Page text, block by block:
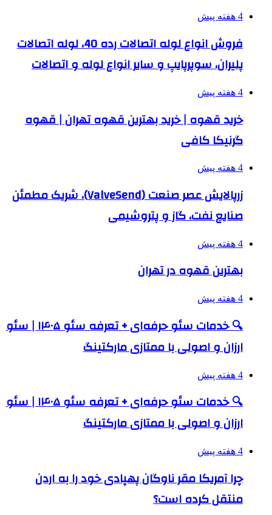
4 هفته پیش
فروش انواع لوله اتصالات رده 40، لوله اتصالات
پلیران، سوپرپایپ و سایر انواع لوله و اتصالات
4 هفته پیش
خرید قهوه | خرید بهترین قهوه تهران | قهوه
گرنیکا کافی
4 هفته پیش
زرپالایش عصر صنعت (ValveSend)، شریک مطمئن
صنایع نفت، گاز و پتروشیمی
4 هفته پیش
بهترین قهوه در تهران
4 هفته پیش
🔍 خدمات سئو حرفه‌ای + تعرفه سئو ۱۴۰۵ | سئو
ارزان و اصولی با ممتازی مارکتینگ
4 هفته پیش
🔍 خدمات سئو حرفه‌ای + تعرفه سئو ۱۴۰۵ | سئو
ارزان و اصولی با ممتازی مارکتینگ
4 هفته پیش
چرا آمریکا مقر ناوگان پهپادی خود را به اردن
منتقل کرده است؟